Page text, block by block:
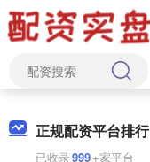
正规配资平台排行
已收录999+家平台